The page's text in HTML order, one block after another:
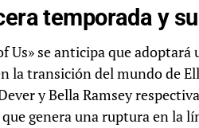
temporada y
Us» se anticipa que
la transición del mundo de
y Bella Ramsey
genera una ruptura en la